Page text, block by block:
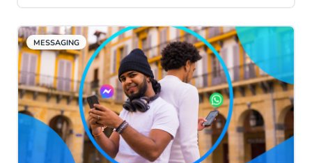
veces en la última semana sola. Veamos
por qué A2P sigue siendo relevante como
tecnología de mensajería hoy en día.
MESSAGING